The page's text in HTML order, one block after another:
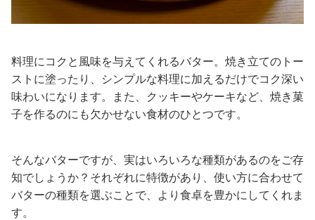
料理にコクと風味を与えてくれるバター。焼き立てのトー
ストに塗ったり、シンプルな料理に加えるだけでコク深い
味わいになります。また、クッキーやケーキなど、焼き菓
子を作るのにも欠かせない食材のひとつです。
そんなバターですが、実はいろいろな種類があるのをご存
知でしょうか？それぞれに特徴があり、使い方に合わせて
バターの種類を選ぶことで、より食卓を豊かにしてくれま
す。